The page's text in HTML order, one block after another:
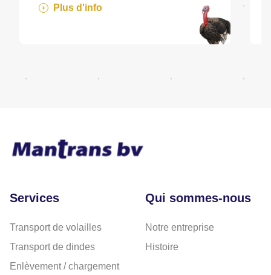
Plus d'info
Services
Transport de volailles
Transport de dindes
Enlèvement / chargement
Qui sommes-nous
Notre entreprise
Histoire